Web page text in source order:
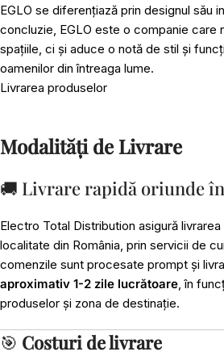
EGLO se diferențiază prin designul său
concluzie, EGLO este o companie care
spațiile, ci și aduce o notă de stil și
oamenilor din întreaga lume.
Livrarea produselor
Modalități de Livrare
🚚 Livrare rapidă oriunde
Electro Total Distribution asigură
localitate din România, prin servicii de
comenzile sunt procesate prompt și
aproximativ 1-2 zile lucrătoare, în
produselor și zona de destinație.
🎯 Costuri de livrare